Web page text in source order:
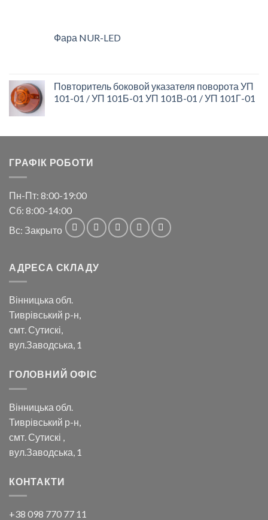
Фара NUR-LED
Повторитель боковой указателя поворота УП
101-01 / УП 101Б-01 УП 101В-01 / УП 101Г-01
ГРАФІК РОБОТИ
Пн-Пт: 8:00-19:00
Сб: 8:00-14:00
Вс: Закрыто
АДРЕСА СКЛАДУ
Вінницька обл.
Тиврівський р-н,
смт. Сутискі,
вул.Заводська, 1
ГОЛОВНИЙ ОФІС
Вінницька обл.
Тиврівський р-н,
смт. Сутискі ,
вул.Заводська, 1
КОНТАКТИ
+38 098 770 77 11